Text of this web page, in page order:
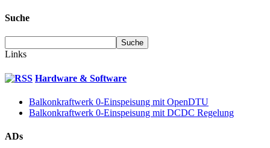
Suche
Links
Hardware & Software
Balkonkraftwerk 0-Einspeisung mit OpenDTU
Balkonkraftwerk 0-Einspeisung mit DCDC Regelung
ADs